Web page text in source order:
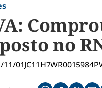
no